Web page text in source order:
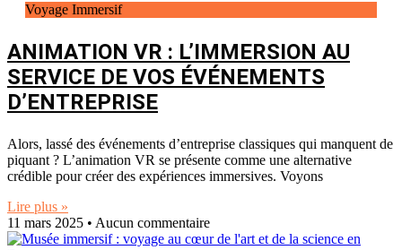
Voyage Immersif
ANIMATION VR : L’IMMERSION AU
SERVICE DE VOS ÉVÉNEMENTS
D’ENTREPRISE
Alors, lassé des événements d’entreprise classiques qui manquent de
piquant ? L’animation VR se présente comme une alternative
crédible pour créer des expériences immersives. Voyons
Lire plus »
11 mars 2025
Aucun commentaire